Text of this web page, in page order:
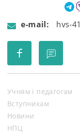
e-mail:
hvs-
Учням і педагогам
Вступникам
Новини
НПЦ